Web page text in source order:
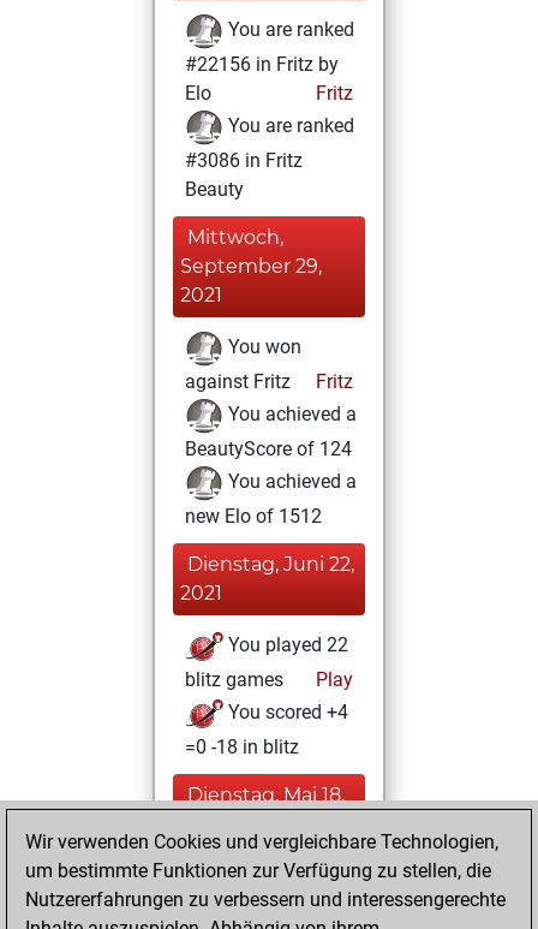
You are ranked
#22156 in Fritz by
Elo
Fritz
You are ranked
#3086 in Fritz
Beauty
Mittwoch,
September 29,
2021
You won
against Fritz
Fritz
You achieved a
BeautyScore of 124
You achieved a
new Elo of 1512
Dienstag, Juni 22,
2021
You played 22
blitz games
Play
You scored +4
=0 -18 in blitz
Dienstag, Mai 18,
You played 3
slow games
Play
Wir verwenden Cookies und vergleichbare Technologien,
um bestimmte Funktionen zur Verfügung zu stellen, die
Nutzererfahrungen zu verbessern und interessengerechte